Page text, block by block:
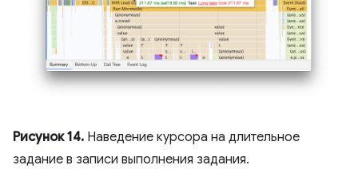
Рисунок 14. Наведение курсора на длительное
задание в записи выполнения задания.